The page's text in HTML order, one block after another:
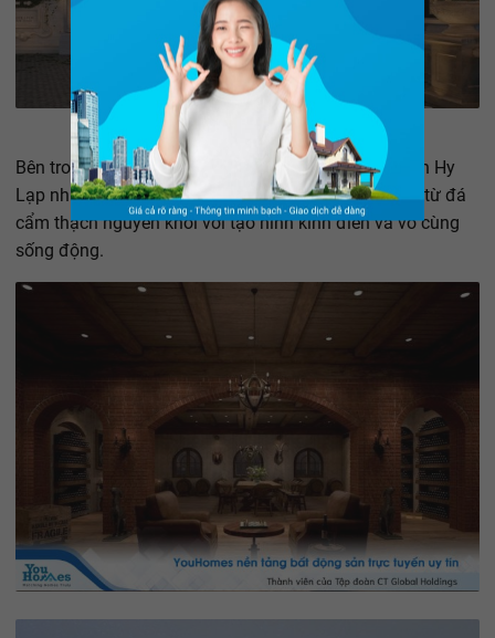
Bên trong là những tượng chiến binh La mã, các thần Hy
Lạp như thần Venus, Cupid, Mars,...Tất cả được làm từ đá
cẩm thạch nguyên khối với tạo hình kinh điển và vô cùng
sống động.